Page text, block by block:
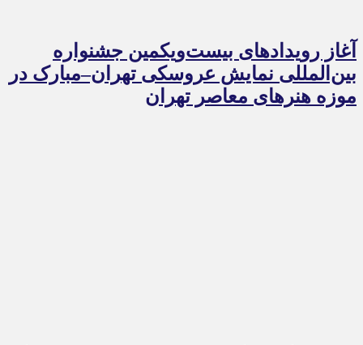
آغاز رویدادهای بیست‌ویکمین جشنواره
بین‌المللی نمایش عروسکی تهران–مبارک در
موزه هنرهای معاصر تهران